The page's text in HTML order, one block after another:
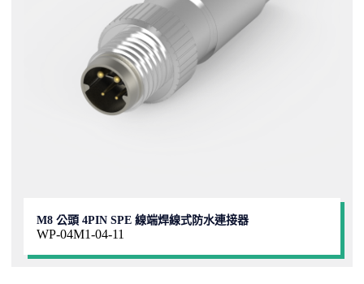
M8 公頭 4PIN SPE 線端焊線式防水連接器
WP-04M1-04-11